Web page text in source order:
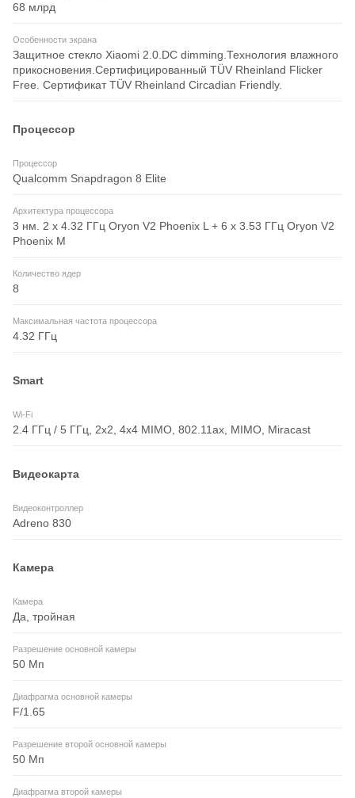
68 млрд
Особенности экрана
Защитное стекло Xiaomi 2.0.DC dimming.Технология влажного
прикосновения.Сертифицированный TÜV Rheinland Flicker
Free. Сертификат TÜV Rheinland Circadian Friendly.
Процессор
Процессор
Qualcomm Snapdragon 8 Elite
Архитектура процессора
3 нм. 2 x 4.32 ГГц Oryon V2 Phoenix L + 6 x 3.53 ГГц Oryon V2
Phoenix M
Количество ядер
8
Максимальная частота процессора
4.32 ГГц
Smart
Wi-Fi
2.4 ГГц / 5 ГГц, 2x2, 4x4 MIMO, 802.11ax, MIMO, Miracast
Видеокарта
Видеоконтроллер
Adreno 830
Камера
Камера
Да, тройная
Разрешение основной камеры
50 Мп
Диафрагма основной камеры
F/1.65
Разрешение второй основной камеры
50 Мп
Диафрагма второй камеры